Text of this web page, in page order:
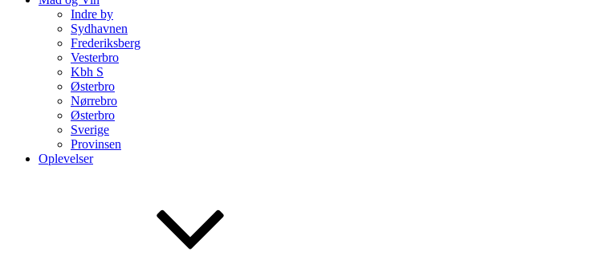
Indre by
Sydhavnen
Frederiksberg
Vesterbro
Kbh S
Østerbro
Nørrebro
Østerbro
Sverige
Provinsen
Oplevelser